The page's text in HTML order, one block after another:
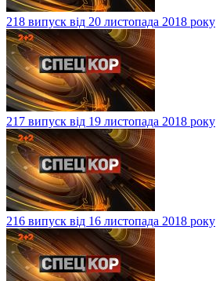
218 випуск від 20 листопада 2018 року
217 випуск від 19 листопада 2018 року
216 випуск від 16 листопада 2018 року